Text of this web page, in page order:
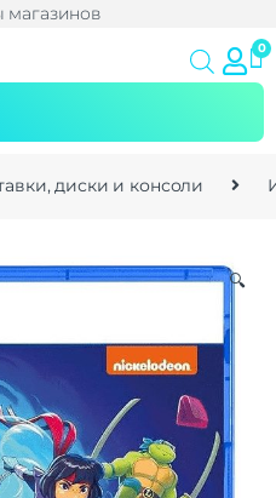
магазинов
диски и консоли
🔍